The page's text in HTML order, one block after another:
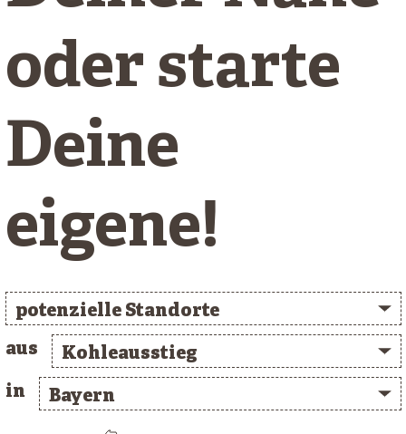
oder starte
Deine
eigene!
potenzielle Standorte
aus
Kohleausstieg
in
Bayern